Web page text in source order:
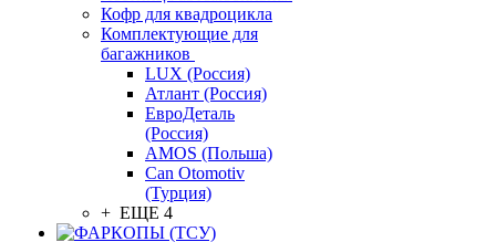
Кофр для квадроцикла
Комплектующие для
багажников
LUX (Россия)
Атлант (Россия)
ЕвроДеталь
(Россия)
AMOS (Польша)
Can Otomotiv
(Турция)
+ ЕЩЕ 4